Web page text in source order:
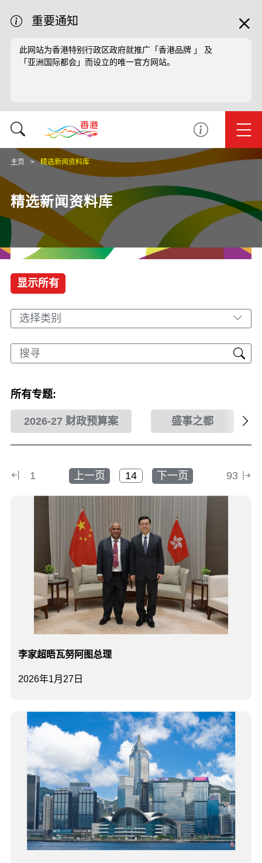
重要通知
此网站为香港特别行政区政府就推广「香港品牌 」 及
「亚洲国际都会」而设立的唯一官方网站。
主页 精选新闻资料库
精选新闻资料库
显示所有
选择类别
所有专题:
2026-27 财政预算案 盛事之都
1 上一页 下一页 93
2026年1月27日
李家超晤瓦努阿图总理